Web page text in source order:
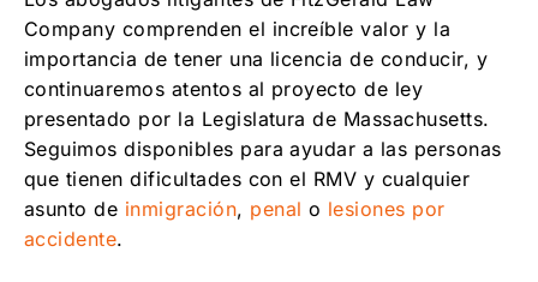
Company comprenden el increíble valor y la
importancia de tener una licencia de conducir, y
continuaremos atentos al proyecto de ley
presentado por la Legislatura de Massachusetts.
Seguimos disponibles para ayudar a las personas
que tienen dificultades con el RMV y cualquier
asunto de inmigración, penal o lesiones por
accidente.